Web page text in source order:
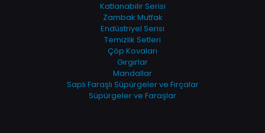
Katlanabilir Serisi
Zambak Mutfak
Endüstriyel Serisi
Temizlik Setleri
Çöp Kovaları
Gırgırlar
Mandallar
Saplı Faraşlı Süpürgeler ve Fırçalar
Süpürgeler ve Faraşlar